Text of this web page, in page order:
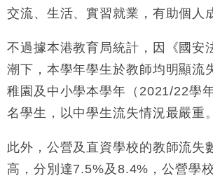
交流、生活、實習就業，有助個人
不過據本港教育局統計，因《國安
潮下，本學年學生於教師均明顯流
稚園及中小學本學年（2021/22學
名學生，以中學生流失情況最嚴重。
此外，公營及直資學校的教師流失
高，分別達7.5%及8.4%，公營學